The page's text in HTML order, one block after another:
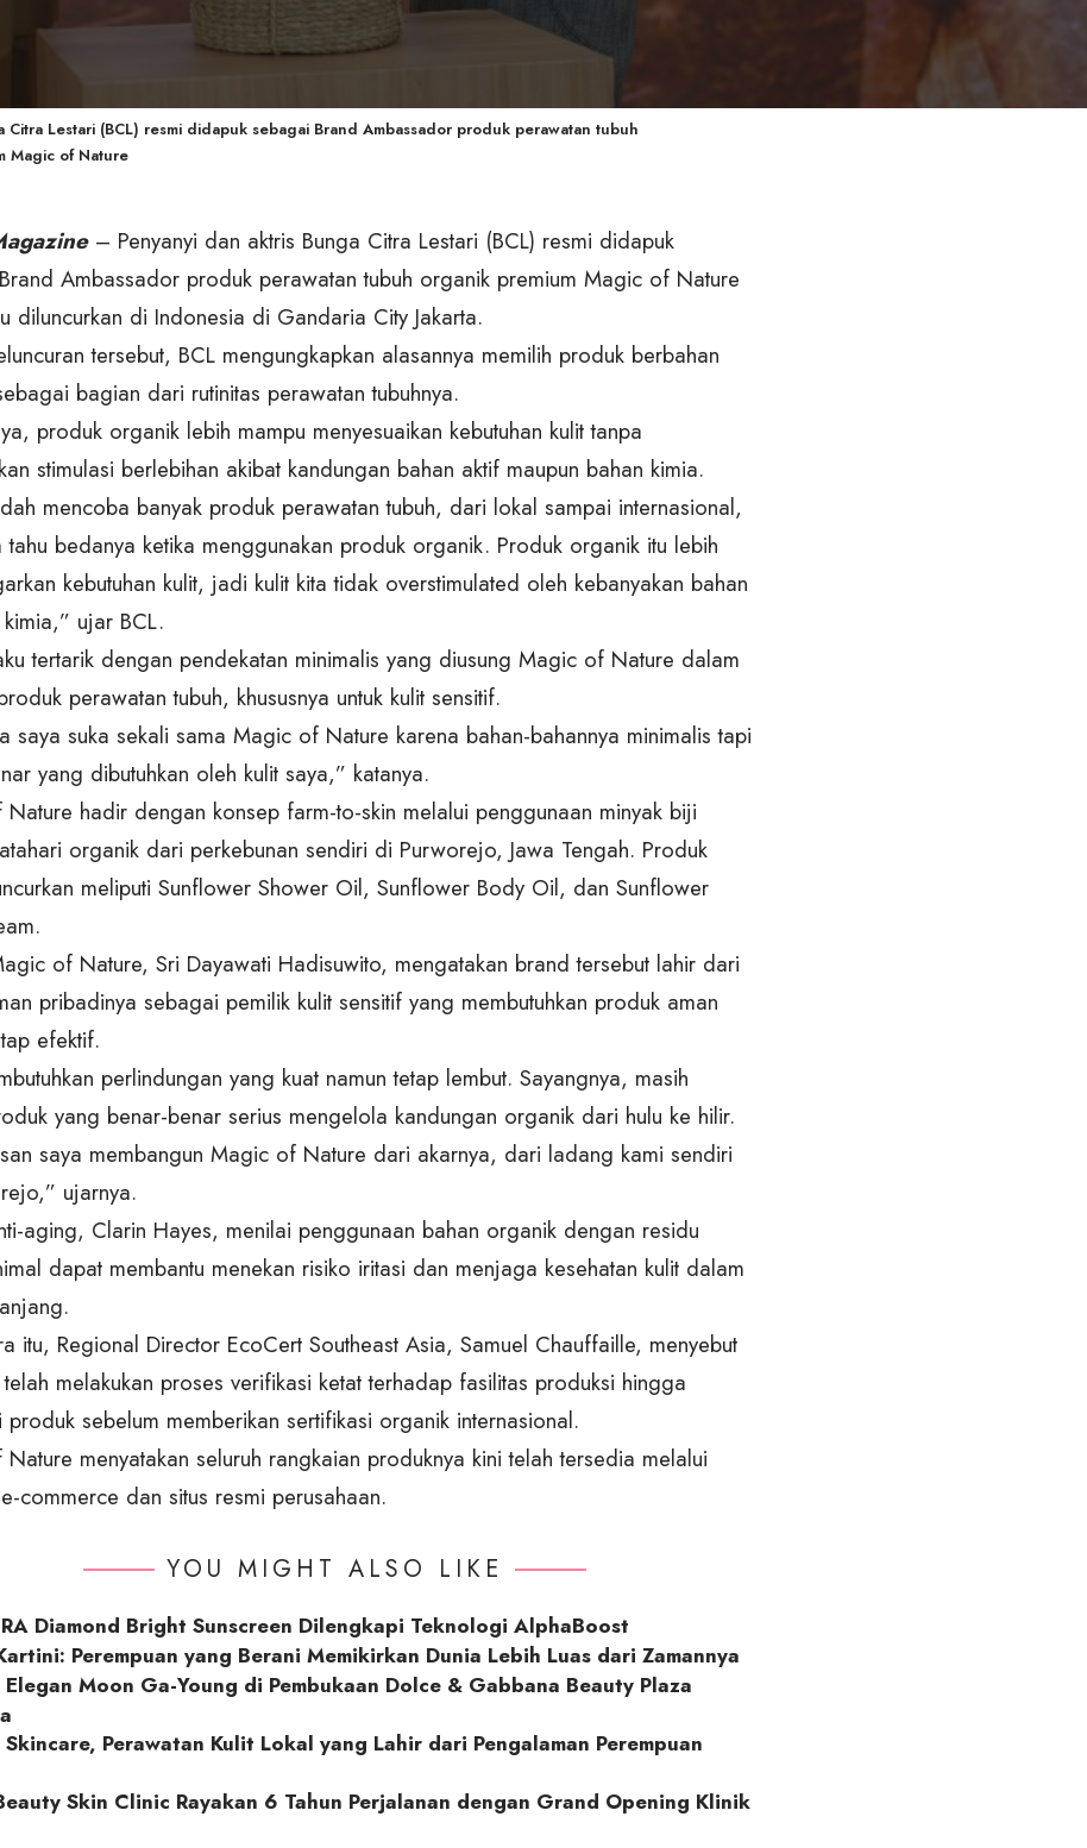
Citra Lestari (BCL) resmi didapuk sebagai Brand Ambassador produk perawatan tubuh
Magic of Nature
– Penyanyi dan aktris Bunga Citra Lestari (BCL) resmi didapuk
Ambassador produk perawatan tubuh organik premium Magic of Nature⁠
diluncurkan di Indonesia di Gandaria City Jakarta.
tersebut, BCL mengungkapkan alasannya memilih produk berbahan
bagian dari rutinitas perawatan tubuhnya.
produk organik lebih mampu menyesuaikan kebutuhan kulit tanpa
stimulasi berlebihan akibat kandungan bahan aktif maupun bahan kimia.
mencoba banyak produk perawatan tubuh, dari lokal sampai internasional,
tahu bedanya ketika menggunakan produk organik. Produk organik itu lebih
kebutuhan kulit, jadi kulit kita tidak overstimulated oleh kebanyakan bahan
ujar BCL.
tertarik dengan pendekatan minimalis yang diusung Magic of Nature dalam
perawatan tubuh, khususnya untuk kulit sensitif.
saya suka sekali sama Magic of Nature karena bahan-bahannya minimalis tapi
yang dibutuhkan oleh kulit saya,” katanya.
hadir dengan konsep farm-to-skin melalui penggunaan minyak biji
organik dari perkebunan sendiri di Purworejo, Jawa Tengah. Produk
meliputi Sunflower Shower Oil, Sunflower Body Oil, dan Sunflower
of Nature, Sri Dayawati Hadisuwito, mengatakan brand tersebut lahir dari
pribadinya sebagai pemilik kulit sensitif yang membutuhkan produk aman
efektif.
perlindungan yang kuat namun tetap lembut. Sayangnya, masih
yang benar-benar serius mengelola kandungan organik dari hulu ke hilir.
saya membangun Magic of Nature dari akarnya, dari ladang kami sendiri
ujarnya.
aging, Clarin Hayes, menilai penggunaan bahan organik dengan residu
dapat membantu menekan risiko iritasi dan menjaga kesehatan kulit dalam
itu, Regional Director EcoCert Southeast Asia, Samuel Chauffaille, menyebut
telah melakukan proses verifikasi ketat terhadap fasilitas produksi hingga
produk sebelum memberikan sertifikasi organik internasional.
menyatakan seluruh rangkaian produknya kini telah tersedia melalui
commerce dan situs resmi perusahaan.
YOU MIGHT ALSO LIKE
Diamond Bright Sunscreen Dilengkapi Teknologi AlphaBoost
Perempuan yang Berani Memikirkan Dunia Lebih Luas dari Zamannya
Elegan Moon Ga-Young di Pembukaan Dolce & Gabbana Beauty Plaza
Skincare, Perawatan Kulit Lokal yang Lahir dari Pengalaman Perempuan
Skin Clinic Rayakan 6 Tahun Perjalanan dengan Grand Opening Klinik